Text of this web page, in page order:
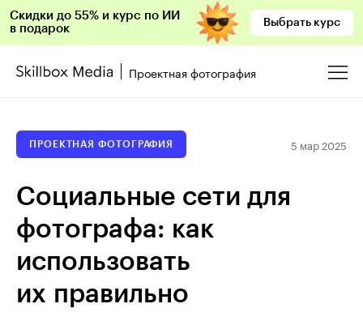
Скидки до 55% и курс по ИИ
в подарок
Выбрать курс
Проектная фотография
ПРОЕКТНАЯ ФОТОГРАФИЯ 5 мар 2025
Социальные сети для
фотографа: как
использовать
их правильно